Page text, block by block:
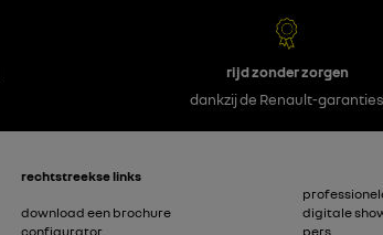
rijd zonder zorgen
dankzij de Renault-garanties
rechtstreekse links
download een brochure
configurator
digitale
pers